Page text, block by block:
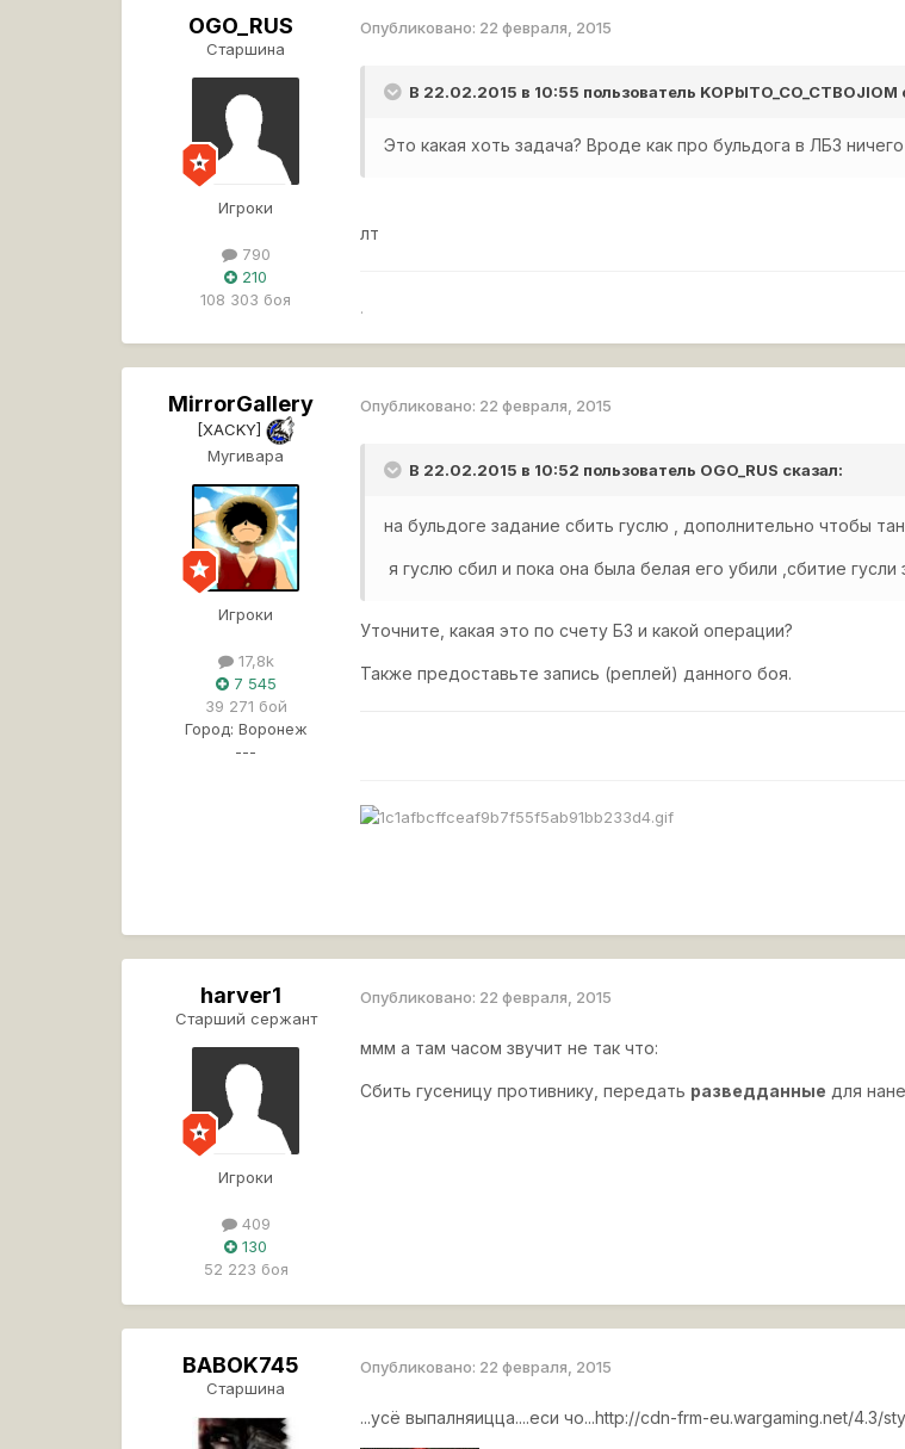
OGO_RUS
Старшина
Игроки
790
210
108 303 боя
Опубликовано: 22 февраля, 2015
В 22.02.2015 в 10:55 пользователь KOPbITO_CO_CTBOJIOM
Это какая хоть задача? Вроде как про бульдога в ЛБЗ
лт
.
MirrorGallery
[XACKY]
Мугивара
Игроки
17,8k
7 545
39 271 бой
Город: Воронеж
---
Опубликовано: 22 февраля, 2015
В 22.02.2015 в 10:52 пользователь OGO_RUS сказал:
на бульдоге задание сбить гуслю , дополнительно чтобы
я гуслю сбил и пока она была белая его убили ,сбитие
Уточните, какая это по счету БЗ и какой операции?
Также предоставьте запись (реплей) данного боя.
harver1
Старший сержант
Игроки
409
130
52 223 боя
Опубликовано: 22 февраля, 2015
ммм а там часом звучит не так что:
Сбить гусеницу противнику, передать разведданные для
BABOK745
Старшина
Опубликовано: 22 февраля, 2015
...усё выпалняицца....еси чо...http://cdn-frm-eu.wargaming.net/4.3/